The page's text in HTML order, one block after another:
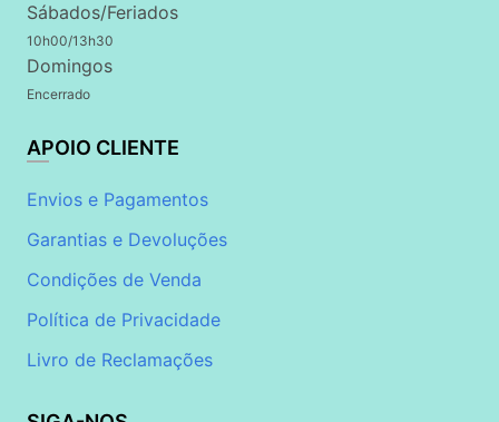
Sábados/Feriados
10h00/13h30
Domingos
Encerrado
APOIO CLIENTE
Envios e Pagamentos
Garantias e Devoluções
Condições de Venda
Política de Privacidade
Livro de Reclamações